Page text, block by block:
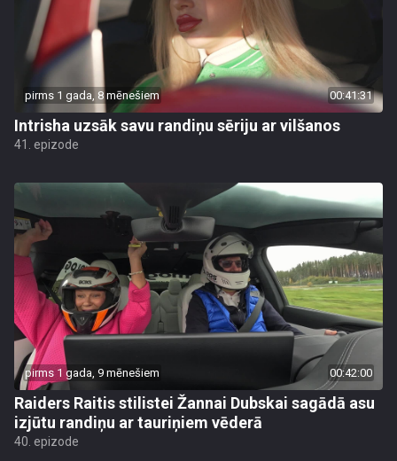
pirms 1 gada, 8 mēnešiem 00:41:31
Intrisha uzsāk savu randiņu sēriju ar vilšanos
41. epizode
pirms 1 gada, 9 mēnešiem 00:42:00
Raiders Raitis stilistei Žannai Dubskai sagādā asu
izjūtu randiņu ar tauriņiem vēderā
40. epizode